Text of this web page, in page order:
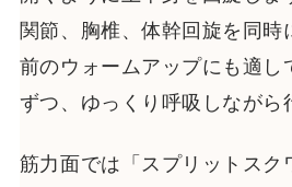
関節、胸椎、体幹回旋を同時
前のウォームアップにも適し
ずつ、ゆっくり呼吸しながら
筋力面では「スプリットスク